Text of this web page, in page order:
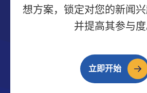
想方案，锁定对您的新闻
并提高其参与度
立即开始